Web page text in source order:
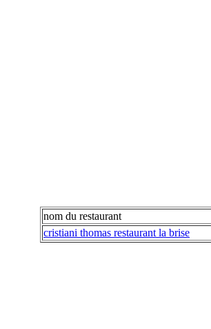
nom du restaurant
cristiani thomas restaurant la brise